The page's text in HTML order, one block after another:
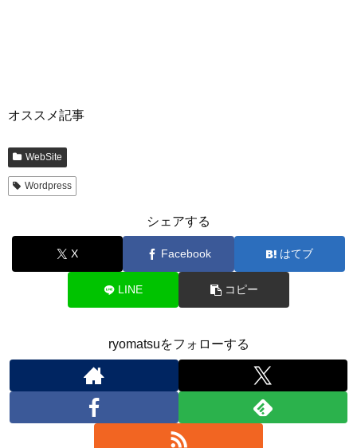
オススメ記事
WebSite
Wordpress
シェアする
X Facebook はてブ
LINE コピー
ryomatsuをフォローする